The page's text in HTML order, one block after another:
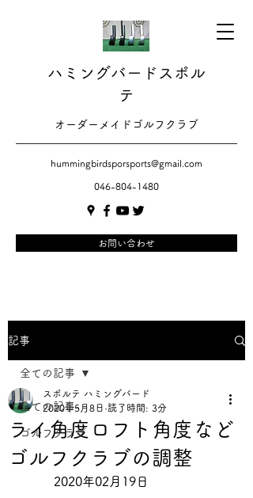
ハミングバードスポル
テ
​​オーダーメイドゴルフクラブ
hummingbirdsporsports@gmail.com
046-804-1480
お問い合わせ
記事
全ての記事
ゴルフクラブ
全ての記事
ライ角度ロフト角度など
ゴルフクラブの調整
スポルテ ハミングバード
2020年5月8日 読了時間: 3分